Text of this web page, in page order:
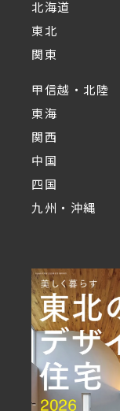
北海道
東北
関東
甲信越・北陸
東海
関西
中国
四国
九州・沖縄